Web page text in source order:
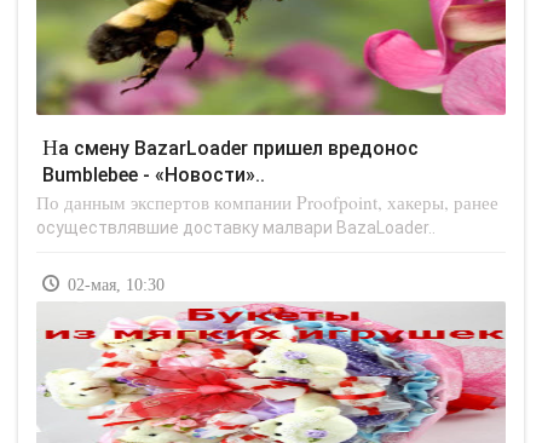
На смену BazarLoader пришел вредонос
Bumblebee - «Новости»..
По данным экспертов компании Proofpoint, хакеры, ранее
осуществлявшие доставку малвари BazaLoader..
02-мая, 10:30